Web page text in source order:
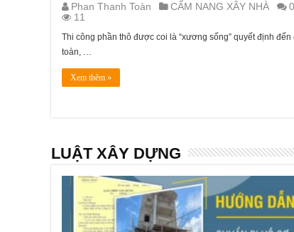
Phan Thanh Toàn CẨM NANG XÂY NHÀ
0
11
Thi công phần thô được coi là “xương sống” quyết định đến
toàn, …
Xem thêm »
LUẬT XÂY DỰNG